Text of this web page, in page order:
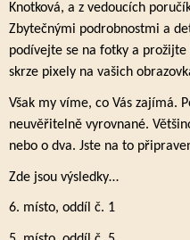
Knotková, a z vedoucích
Zbytečnými podrobnostmi a
podívejte se na fotky a
skrze pixely na vašich
Však my víme, co Vás zajímá.
neuvěřitelně vyrovnané.
nebo o dva. Jste na to
Zde jsou výsledky…
6. místo, oddíl č. 1